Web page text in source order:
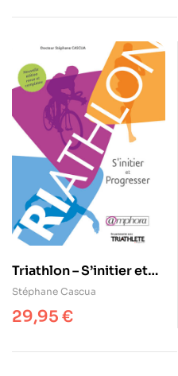
Triathlon – S’initier et
progresser
Stéphane Cascua
29,95 €